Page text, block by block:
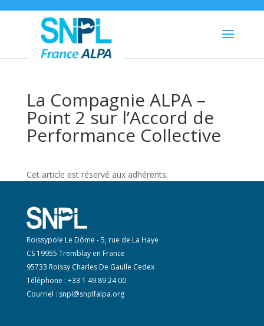
La Compagnie ALPA –
Point 2 sur l’Accord de
Performance Collective
Cet article est réservé aux adhérents.
Roissypole Le Dôme - 5, rue de La Haye
CS 19955 Tremblay en France
95733 Roissy Charles De Gaulle Cedex
Téléphone : +33 1 49 89 24 00
Courriel : snpl@snplfalpa.org